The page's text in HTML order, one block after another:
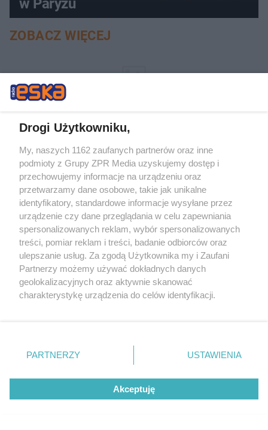
w Paryżu
ZOBACZ WIĘCEJ
rozpowszechniany lub dalej rozpowszechniany w jakikolwiek sposób (w
Drogi Użytkowniku,
My, naszych 1162 zaufanych partnerów oraz inne
podmioty z Grupy ZPR Media uzyskujemy dostęp i
przechowujemy informacje na urządzeniu oraz
przetwarzamy dane osobowe, takie jak unikalne
identyfikatory, standardowe informacje wysyłane przez
urządzenie czy dane przeglądania w celu zapewniania
spersonalizowanych reklam, wybór spersonalizowanych
treści, pomiar reklam i treści, badanie odbiorców oraz
ulepszanie usług. Za zgodą Użytkownika my i Zaufani
Partnerzy możemy używać dokładnych danych
geolokalizacyjnych oraz aktywnie skanować
charakterystykę urządzenia do celów identyfikacji.
zmienić/wycofać klikając przycisk ustawień prywatności
znajdujący się w lewym dolnym rogu strony
rodzaje przetwarzania danych nie wymagają zgody
użytkownika, ale masz prawo sprzeciwić się takiemu
przetwarzaniu. Preferencje będą miały zastosowanie tylko
PARTNERZY USTAWIENIA
Akceptuję